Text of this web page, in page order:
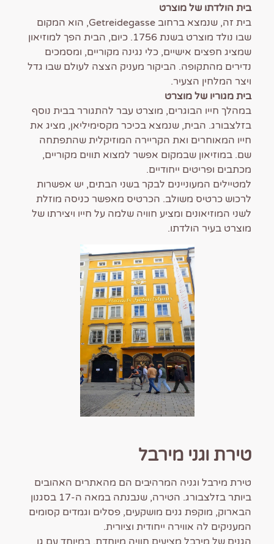
בית הולדתו של מוצרט
בית זה, שנמצא ברחוב Getreidegasse, הוא המקום
שבו נולד מוצרט בשנת 1756. כיום, הבית הפך למוזיאון
שמציג חפצים אישיים, כלי נגינה מקוריים, ומסמכים
נדירים מהתקופה. הביקור מעניק הצצה לעולם שבו גדל
ויצר המלחין הצעיר.
בית מגוריו של מוצרט
במהלך חייו הבוגרים, מוצרט עבר להתגורר בבית נוסף
בזלצבורג. הבית, שנמצא בכיכר מקסימיליאן, מציג את
חייו המאוחרים ואת הקריירה המוזיקלית שהתפתחה
שם. במוזיאון שבמקום אפשר למצוא תווים מקוריים,
מכתבים ופריטים ייחודיים.
למטיילים המעוניינים לבקר בשני הבתים, יש אפשרות
לרכוש כרטיס משולב. הכרטיס מאפשר כניסה מוזלת
לשני המוזיאונים ומציע חוויה שלמה על חייו ויצירתו של
מוצרט בעיר הולדתו.
טירת וגני מירבל
טירת מירבל וגניה המרהיבים הם מהאתרים האהובים
ביותר בזלצבורג. הטירה, שנבנתה במאה ה-17 בסגנון
הבארוק, מוקפת גנים מושקעים, פסלים וגמדים קסומים
המעניקים לה אווירה ייחודית וציורית.